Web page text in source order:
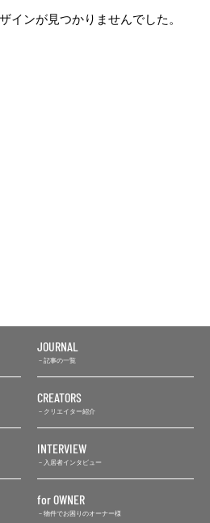
インが見つかりませんでした。
JOURNAL
記事の一覧
CREATORS
クリエイター紹介
INTERVIEW
入居者インタビュー
for OWNER
物件でお困りのオーナー様